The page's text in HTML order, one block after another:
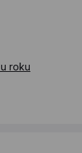
roku